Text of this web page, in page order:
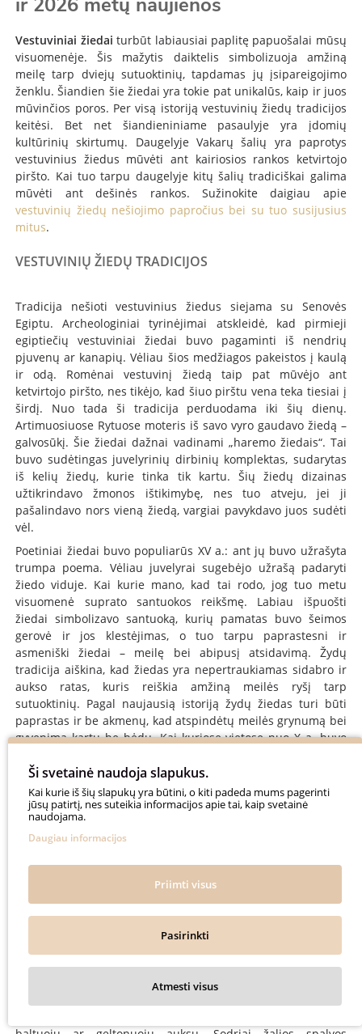
Vestuviniai žiedaiturbūt labiausiai paplitę papuošalai mūsų
visuomenėje. Šis mažytis daiktelis simbolizuoja amžiną
meilę tarp dviejų sutuoktinių, tapdamas jų įsipareigojimo
ženklu. Šiandien šie žiedai yra tokie pat unikalūs, kaip ir juos
mūvinčios poros. Per visą istoriją vestuvinių žiedų tradicijos
keitėsi. Bet net šiandieniniame pasaulyje yra įdomių
kultūrinių skirtumų. Daugelyje Vakarų šalių yra paprotys
vestuvinius žiedus mūvėti ant kairiosios rankos ketvirtojo
piršto. Kai tuo tarpu daugelyje kitų šalių tradiciškai galima
mūvėti ant dešinės rankos. Sužinokite daigiau apie
vestuvinių žiedų nešiojimo papročius bei su tuo susijusius
mitus.
VESTUVINIŲ ŽIEDŲ TRADICIJOS
Tradicija nešioti vestuvinius žiedus siejama su Senovės
Egiptu. Archeologiniai tyrinėjimai atskleidė, kad pirmieji
egiptiečių vestuviniai žiedai buvo pagaminti iš nendrių
pjuvenų ar kanapių. Vėliau šios medžiagos pakeistos į kaulą
ir odą. Romėnai vestuvinį žiedą taip pat mūvėjo ant
ketvirtojo piršto, nes tikėjo, kad šiuo pirštu vena teka tiesiai į
širdį. Nuo tada ši tradicija perduodama iki šių dienų.
Artimuosiuose Rytuose moteris iš savo vyro gaudavo žiedą –
galvosūkį. Šie žiedai dažnai vadinami „haremo žiedais“. Tai
buvo sudėtingas juvelyrinių dirbinių komplektas, sudarytas
iš kelių žiedų, kurie tinka tik kartu. Šių žiedų dizainas
užtikrindavo žmonos ištikimybę, nes tuo atveju, jei ji
pašalindavo nors vieną žiedą, vargiai pavykdavo juos sudėti
vėl.
Poetiniai žiedai buvo populiarūs XV a.: ant jų buvo užrašyta
trumpa poema. Vėliau juvelyrai sugebėjo užrašą padaryti
žiedo viduje. Kai kurie mano, kad tai rodo, jog tuo metu
visuomenė suprato santuokos reikšmę. Labiau išpuošti
žiedai simbolizavo santuoką, kurių pamatas buvo šeimos
gerovė ir jos klestėjimas, o tuo tarpu paprastesni ir
asmeniški žiedai – meilę bei abipusį atsidavimą. Žydų
tradicija aiškina, kad žiedas yra nepertraukiamas sidabro ir
aukso ratas, kuris reiškia amžiną meilės ryšį tarp
sutuoktinių. Pagal naujausią istoriją žydų žiedas turi būti
paprastas ir be akmenų, kad atspindėtų meilės grynumą bei
gyvenimą kartu be bėdų. Kai kuriose vietose nuo X a. buvo
žiedą. Tai buvo toks sudėtingas ir brangus žiedas, kad
dažnai vieno miesto gyventojai turėjo bendrą žiedą,
naudojamą visoms santuokoms. Šio žiedo konstrukcija buvo
panaši į stogą. Manoma, kad tai simbolizavo namus. Įdomu
tai, kad Vakarų valstybėse vyrai vestuvinius žiedus pradėjo
2026-AISIAS VESTUVINIAI ŽIEDAI TAMPA
neįsivaizduojami be brangakmenių, o
Ši svetainė naudoja slapukus.
Kai kurie iš šių slapukų yra būtini, o kiti padeda mums pagerinti
jūsų patirtį, nes suteikia informacijos apie tai, kaip svetainė
naudojama.
Daugiau informacijos
Priimti visus
Pasirinkti
Atmesti visus